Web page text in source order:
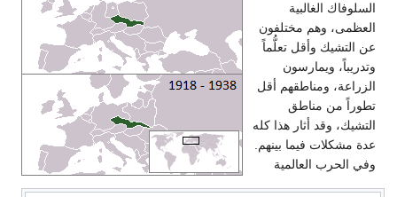
السلوفاك الغالبية
العظمى، وهم مختلفون
عن التشيك وأقل تعلُّماً
وتدريباً، ويمارسون
الزراعة، ومناطقهم أقل
تطوراً من مناطق
التشيك، وقد أثار هذا كله
عدة مشكلات فيما بينهم.
وفي الحرب العالمية